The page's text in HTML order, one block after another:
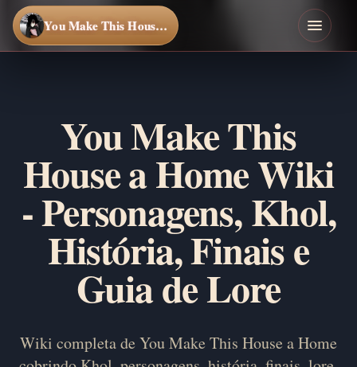
You Make This House a Home
You Make This
House a Home Wiki
- Personagens, Khol,
História, Finais e
Guia de Lore
Wiki completa de You Make This House a Home